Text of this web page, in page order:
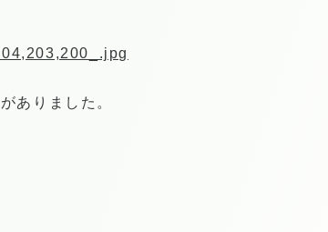
ありました。